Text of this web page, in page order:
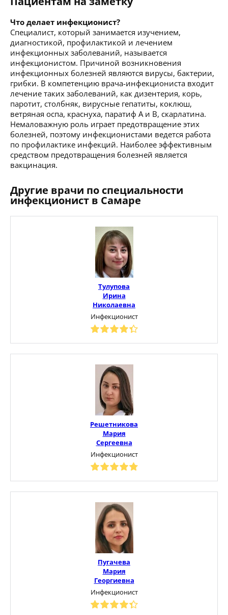
Что делает инфекционист?
Специалист, который занимается изучением,
диагностикой, профилактикой и лечением
инфекционных заболеваний, называется
инфекционистом. Причиной возникновения
инфекционных болезней являются вирусы, бактерии,
грибки. В компетенцию врача-инфекциониста входит
лечение таких заболеваний, как дизентерия, корь,
паротит, столбняк, вирусные гепатиты, коклюш,
ветряная оспа, краснуха, паратиф А и В, скарлатина.
Немаловажную роль играет предотвращение этих
болезней, поэтому инфекционистами ведется работа
по профилактике инфекций. Наиболее эффективным
средством предотвращения болезней является
вакцинация.
Другие врачи по специальности
инфекционист в Самаре
Тулупова
Ирина
Николаевна
Инфекционист
Решетникова
Мария
Сергеевна
Инфекционист
Пугачева
Мария
Георгиевна
Инфекционист